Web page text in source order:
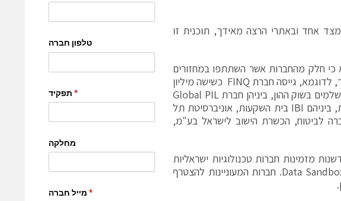
מצד אחד ובאתרי הרצה מאידך, תוכנית זו
חלק מהחברות אשר השתתפו במחזורים
קודמים גייסו בהצלחה סבבי כספים מאז סיום הפיילוטים. כך, לדוגמא, גייסה חברת FINQ כשישה מיליון
דולר. חברות אחרות התקדמו לשיווק המערכות ללקוחות משלמים בשוק ההון, ביניהן חברת Global PIL
אשר מדווחת כי ישנם כבר כ-40 לקוחות משלמים למערכת, ביניהם IBI בית השקעות, אוניברסיטת תל
לביטוח, הכשרת הישוב לישראל בע"מ,
מזמינות חברות טכנולוגיות ישראליות
חברות המעוניינות להצטרף